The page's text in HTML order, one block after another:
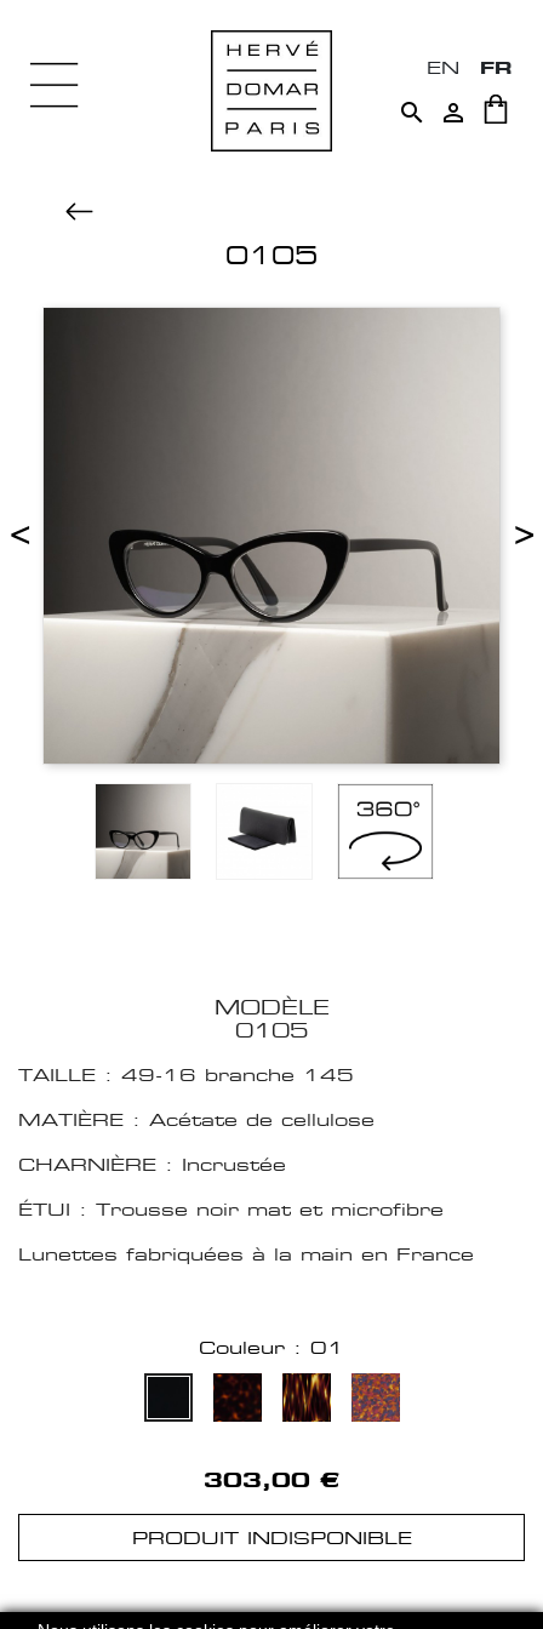
EN FR
 
0105
< >
MODÈLE
0105
TAILLE : 49-16 branche 145
MATIÈRE : Acétate de cellulose
CHARNIÈRE : Incrustée
ÉTUI : Trousse noir mat et microfibre
Lunettes fabriquées à la main en France
Couleur : 01
303,00 €
PRODUIT INDISPONIBLE